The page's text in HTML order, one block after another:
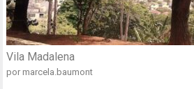
Vila Madalena
por marcela.baumont